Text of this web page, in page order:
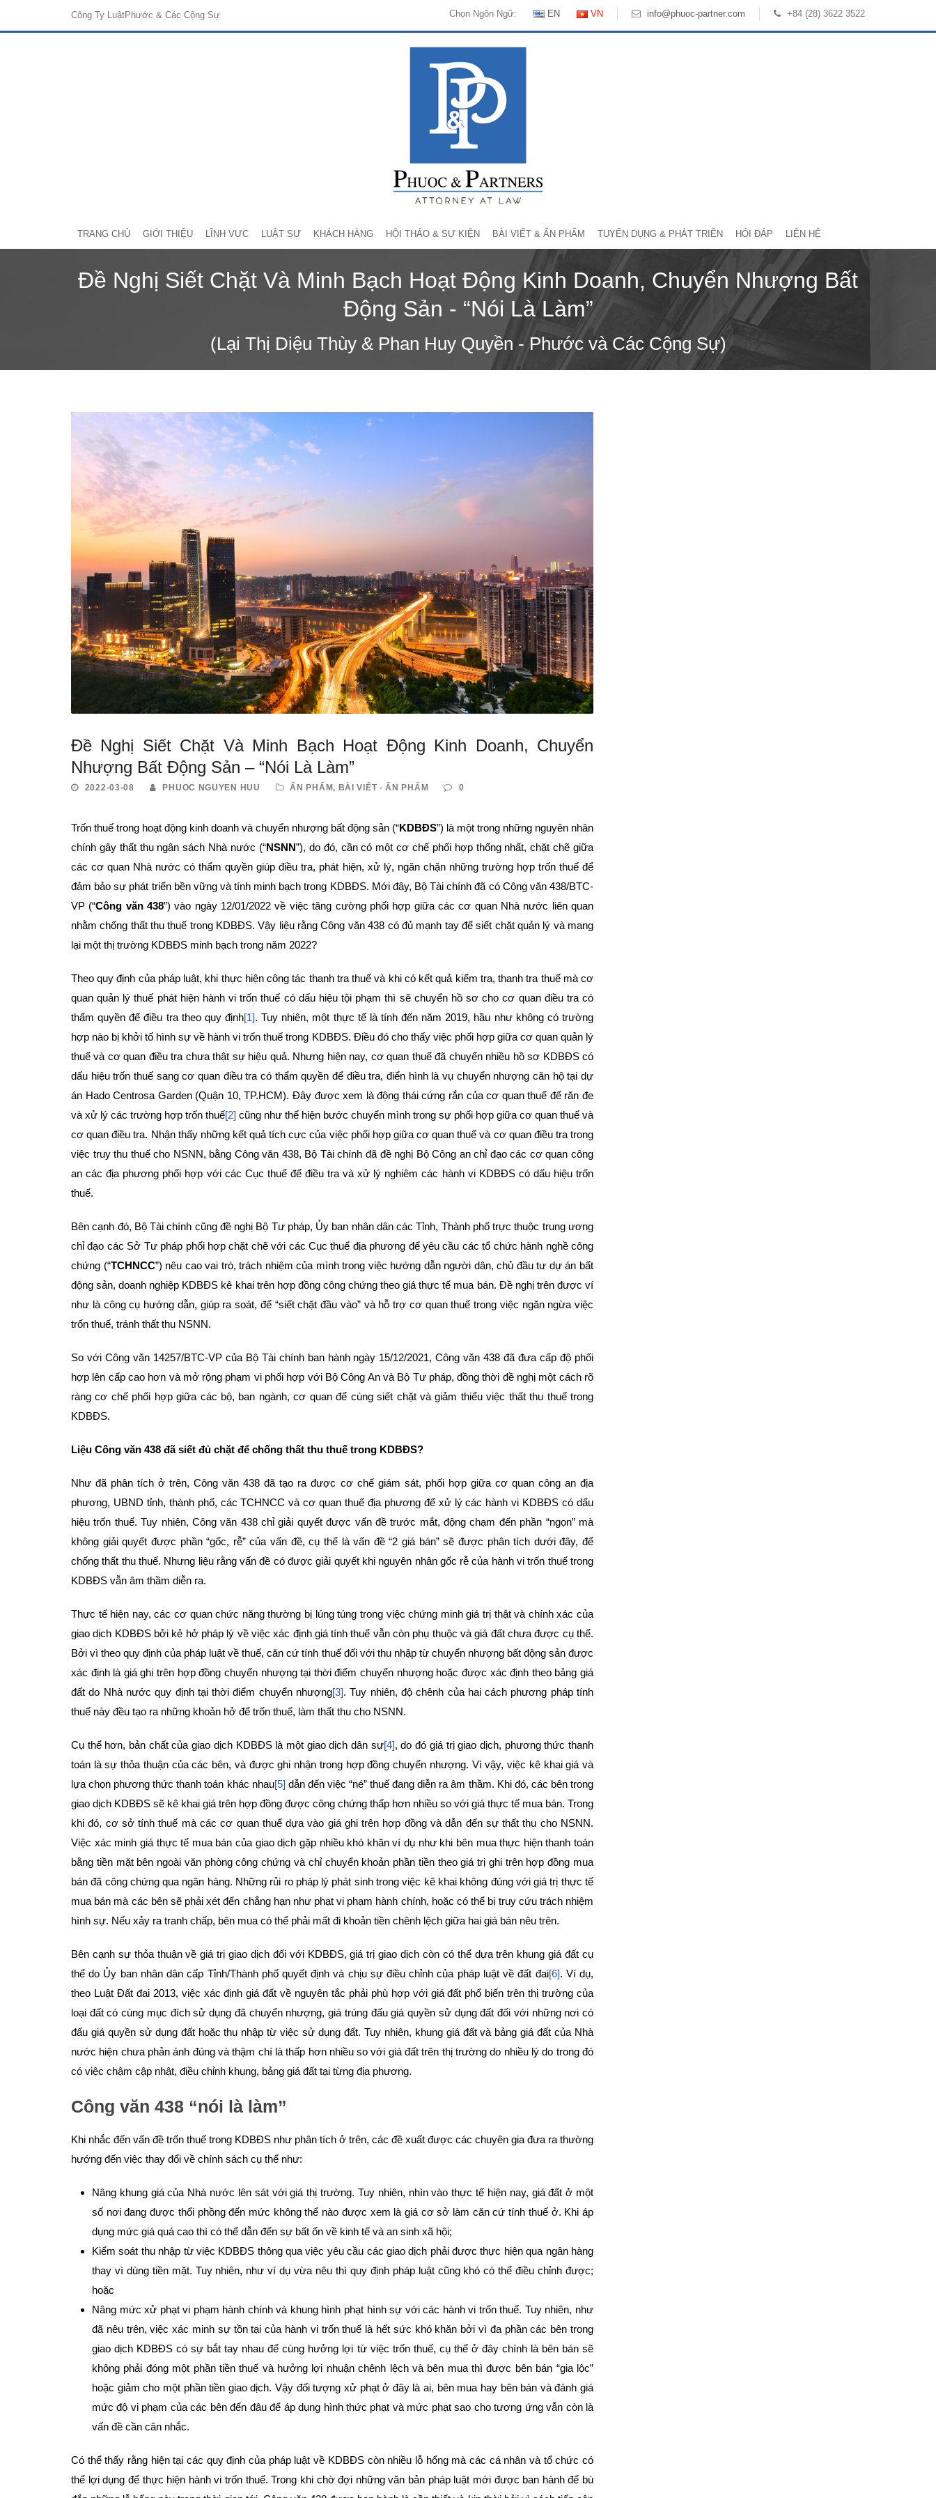
Công Ty LuậtPhước & Các Cộng Sự Chọn Ngôn Ngữ: EN VN info@phuoc-partner.com +84 (28) 3622 3522
TRANG CHỦ GIỚI THIỆU LĨNH VỰC LUẬT SƯ KHÁCH HÀNG HỘI THẢO & SỰ KIỆN BÀI VIẾT & ẤN PHẨM TUYỂN DỤNG & PHÁT TRIỂN HỎI ĐÁP LIÊN HỆ
Đề Nghị Siết Chặt Và Minh Bạch Hoạt Động Kinh Doanh, Chuyển Nhượng Bất
Động Sản - “Nói Là Làm”
(Lại Thị Diệu Thùy & Phan Huy Quyền - Phước và Các Cộng Sự)
Đề Nghị Siết Chặt Và Minh Bạch Hoạt Động Kinh Doanh, Chuyển
Nhượng Bất Động Sản – “Nói Là Làm”
2022-03-08 PHUOC NGUYEN HUU ẤN PHẨM , BÀI VIẾT - ẤN PHẨM 0
Trốn thuế trong hoạt động kinh doanh và chuyển nhượng bất động sản (“KDBĐS”) là một trong những nguyên nhân
chính gây thất thu ngân sách Nhà nước (“NSNN”), do đó, cần có một cơ chế phối hợp thống nhất, chặt chẽ giữa
các cơ quan Nhà nước có thẩm quyền giúp điều tra, phát hiện, xử lý, ngăn chặn những trường hợp trốn thuế để
đảm bảo sự phát triển bền vững và tính minh bạch trong KDBĐS. Mới đây, Bộ Tài chính đã có Công văn 438/BTC-
VP (“Công văn 438”) vào ngày 12/01/2022 về việc tăng cường phối hợp giữa các cơ quan Nhà nước liên quan
nhằm chống thất thu thuế trong KDBĐS. Vậy liệu rằng Công văn 438 có đủ mạnh tay để siết chặt quản lý và mang
lại một thị trường KDBĐS minh bạch trong năm 2022?
Theo quy định của pháp luật, khi thực hiện công tác thanh tra thuế và khi có kết quả kiểm tra, thanh tra thuế mà cơ
quan quản lý thuế phát hiện hành vi trốn thuế có dấu hiệu tội phạm thì sẽ chuyển hồ sơ cho cơ quan điều tra có
thẩm quyền để điều tra theo quy định[1]. Tuy nhiên, một thực tế là tính đến năm 2019, hầu như không có trường
hợp nào bị khởi tố hình sự về hành vi trốn thuế trong KDBĐS. Điều đó cho thấy việc phối hợp giữa cơ quan quản lý
thuế và cơ quan điều tra chưa thật sự hiệu quả. Nhưng hiện nay, cơ quan thuế đã chuyển nhiều hồ sơ KDBĐS có
dấu hiệu trốn thuế sang cơ quan điều tra có thẩm quyền để điều tra, điển hình là vụ chuyển nhượng căn hộ tại dự
án Hado Centrosa Garden (Quận 10, TP.HCM). Đây được xem là động thái cứng rắn của cơ quan thuế để răn đe
và xử lý các trường hợp trốn thuế[2] cũng như thể hiện bước chuyển mình trong sự phối hợp giữa cơ quan thuế và
cơ quan điều tra. Nhận thấy những kết quả tích cực của việc phối hợp giữa cơ quan thuế và cơ quan điều tra trong
việc truy thu thuế cho NSNN, bằng Công văn 438, Bộ Tài chính đã đề nghị Bộ Công an chỉ đạo các cơ quan công
an các địa phương phối hợp với các Cục thuế để điều tra và xử lý nghiêm các hành vi KDBĐS có dấu hiệu trốn
thuế.
Bên cạnh đó, Bộ Tài chính cũng đề nghị Bộ Tư pháp, Ủy ban nhân dân các Tỉnh, Thành phố trực thuộc trung ương
chỉ đạo các Sở Tư pháp phối hợp chặt chẽ với các Cục thuế địa phương để yêu cầu các tổ chức hành nghề công
chứng (“TCHNCC”) nêu cao vai trò, trách nhiệm của mình trong việc hướng dẫn người dân, chủ đầu tư dự án bất
động sản, doanh nghiệp KDBĐS kê khai trên hợp đồng công chứng theo giá thực tế mua bán. Đề nghị trên được ví
như là công cụ hướng dẫn, giúp ra soát, để “siết chặt đầu vào” và hỗ trợ cơ quan thuế trong việc ngăn ngừa việc
trốn thuế, tránh thất thu NSNN.
So với Công văn 14257/BTC-VP của Bộ Tài chính ban hành ngày 15/12/2021, Công văn 438 đã đưa cấp độ phối
hợp lên cấp cao hơn và mở rộng phạm vi phối hợp với Bộ Công An và Bộ Tư pháp, đồng thời đề nghị một cách rõ
ràng cơ chế phối hợp giữa các bộ, ban ngành, cơ quan để cùng siết chặt và giảm thiểu việc thất thu thuế trong
KDBĐS.
Liệu Công văn 438 đã siết đủ chặt để chống thất thu thuế trong KDBĐS?
Như đã phân tích ở trên, Công văn 438 đã tạo ra được cơ chế giám sát, phối hợp giữa cơ quan công an địa
phương, UBND tỉnh, thành phố, các TCHNCC và cơ quan thuế địa phương để xử lý các hành vi KDBĐS có dấu
hiệu trốn thuế. Tuy nhiên, Công văn 438 chỉ giải quyết được vấn đề trước mắt, động chạm đến phần “ngọn” mà
không giải quyết được phần “gốc, rễ” của vấn đề, cụ thể là vấn đề “2 giá bán” sẽ được phân tích dưới đây, để
chống thất thu thuế. Nhưng liệu rằng vấn đề có được giải quyết khi nguyên nhân gốc rễ của hành vi trốn thuế trong
KDBĐS vẫn âm thầm diễn ra.
Thực tế hiện nay, các cơ quan chức năng thường bị lúng túng trong việc chứng minh giá trị thật và chính xác của
giao dịch KDBĐS bởi kẻ hở pháp lý về việc xác định giá tính thuế vẫn còn phụ thuộc và giá đất chưa được cụ thể.
Bởi vì theo quy định của pháp luật về thuế, căn cứ tính thuế đối với thu nhập từ chuyển nhượng bất động sản được
xác định là giá ghi trên hợp đồng chuyển nhượng tại thời điểm chuyển nhượng hoặc được xác định theo bảng giá
đất do Nhà nước quy định tại thời điểm chuyển nhượng[3]. Tuy nhiên, độ chênh của hai cách phương pháp tính
thuế này đều tạo ra những khoản hở để trốn thuế, làm thất thu cho NSNN.
Cụ thể hơn, bản chất của giao dịch KDBĐS là một giao dịch dân sự[4], do đó giá trị giao dịch, phương thức thanh
toán là sự thỏa thuận của các bên, và được ghi nhận trong hợp đồng chuyển nhượng. Vì vậy, việc kê khai giá và
lựa chọn phương thức thanh toán khác nhau[5] dẫn đến việc “né” thuế đang diễn ra âm thầm. Khi đó, các bên trong
giao dịch KDBĐS sẽ kê khai giá trên hợp đồng được công chứng thấp hơn nhiều so với giá thực tế mua bán. Trong
khi đó, cơ sở tính thuế mà các cơ quan thuế dựa vào giá ghi trên hợp đồng và dẫn đến sự thất thu cho NSNN.
Việc xác minh giá thực tế mua bán của giao dịch gặp nhiều khó khăn ví dụ như khi bên mua thực hiện thanh toán
bằng tiền mặt bên ngoài văn phòng công chứng và chỉ chuyển khoản phần tiền theo giá trị ghi trên hợp đồng mua
bán đã công chứng qua ngân hàng. Những rủi ro pháp lý phát sinh trong việc kê khai không đúng với giá trị thực tế
mua bán mà các bên sẽ phải xét đến chẳng hạn như phạt vi phạm hành chính, hoặc có thể bị truy cứu trách nhiệm
hình sự. Nếu xảy ra tranh chấp, bên mua có thể phải mất đi khoản tiền chênh lệch giữa hai giá bán nêu trên.
Bên cạnh sự thỏa thuận về giá trị giao dịch đối với KDBĐS, giá trị giao dịch còn có thể dựa trên khung giá đất cụ
thể do Ủy ban nhân dân cấp Tỉnh/Thành phố quyết định và chịu sự điều chỉnh của pháp luật về đất đai[6]. Ví dụ,
theo Luật Đất đai 2013, việc xác định giá đất về nguyên tắc phải phù hợp với giá đất phổ biến trên thị trường của
loại đất có cùng mục đích sử dụng đã chuyển nhượng, giá trúng đấu giá quyền sử dụng đất đối với những nơi có
đấu giá quyền sử dụng đất hoặc thu nhập từ việc sử dụng đất. Tuy nhiên, khung giá đất và bảng giá đất của Nhà
nước hiện chưa phản ánh đúng và thậm chí là thấp hơn nhiều so với giá đất trên thị trường do nhiều lý do trong đó
có việc chậm cập nhật, điều chỉnh khung, bảng giá đất tại từng địa phương.
Công văn 438 “nói là làm”
Khi nhắc đến vấn đề trốn thuế trong KDBĐS như phân tích ở trên, các đề xuất được các chuyên gia đưa ra thường
hướng đến việc thay đổi về chính sách cụ thể như:
Nâng khung giá của Nhà nước lên sát với giá thị trường. Tuy nhiên, nhìn vào thực tế hiện nay, giá đất ở một
số nơi đang được thổi phồng đến mức không thể nào được xem là giá cơ sở làm căn cứ tính thuế ở. Khi áp
dụng mức giá quá cao thì có thể dẫn đến sự bất ổn về kinh tế và an sinh xã hội;
Kiểm soát thu nhập từ việc KDBĐS thông qua việc yêu cầu các giao dịch phải được thực hiện qua ngân hàng
thay vì dùng tiền mặt. Tuy nhiên, như ví dụ vừa nêu thì quy định pháp luật cũng khó có thể điều chỉnh được;
hoặc
Nâng mức xử phạt vi phạm hành chính và khung hình phạt hình sự với các hành vi trốn thuế. Tuy nhiên, như
đã nêu trên, việc xác minh sự tồn tại của hành vi trốn thuế là hết sức khó khăn bởi vì đa phần các bên trong
giao dịch KDBĐS có sự bắt tay nhau để cùng hưởng lợi từ việc trốn thuế, cụ thể ở đây chính là bên bán sẽ
không phải đóng một phần tiền thuế và hưởng lợi nhuận chênh lệch và bên mua thì được bên bán “gia lộc”
hoặc giảm cho một phần tiền giao dịch. Vậy đối tượng xử phạt ở đây là ai, bên mua hay bên bán và đánh giá
mức độ vi phạm của các bên đến đâu để áp dụng hình thức phạt và mức phạt sao cho tương ứng vẫn còn là
vấn đề cần cân nhắc.
Có thể thấy rằng hiện tại các quy định của pháp luật về KDBĐS còn nhiều lỗ hổng mà các cá nhân và tổ chức có
thể lợi dụng để thực hiện hành vi trốn thuế. Trong khi chờ đợi những văn bản pháp luật mới được ban hành để bù